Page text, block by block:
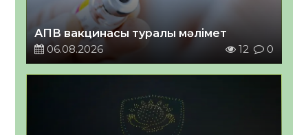
АПВ вакцинасы туралы мәлімет
06.08.2026
12 0